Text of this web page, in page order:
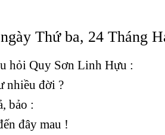
Thứ ba, 24 Tháng
hỏi Quy Sơn Linh Hựu :
nhiều đời ?
bảo :
đây mau !